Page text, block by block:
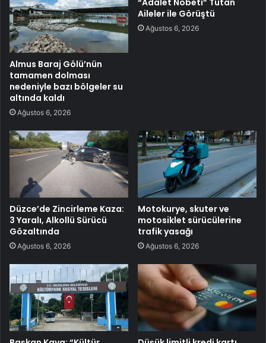
Almus Baraj Gölü’nün
tamamen dolması
nedeniyle bazı bölgeler su
altında kaldı
Ağustos 6, 2026
“Adalet Nöbeti” Tutan
Aileler ile Görüştü
Ağustos 6, 2026
Düzce’de Zincirleme Kaza:
3 Yaralı, Alkollü Sürücü
Gözaltında
Ağustos 6, 2026
Motokurye, skuter ve
motosiklet sürücülerine
trafik yasağı
Ağustos 6, 2026